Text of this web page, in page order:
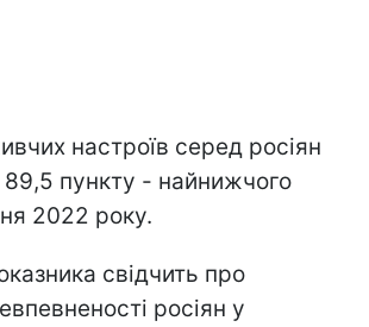
настроїв серед росіян
89,5 пункту - найнижчого
2022 року.
свідчить про
росіян у